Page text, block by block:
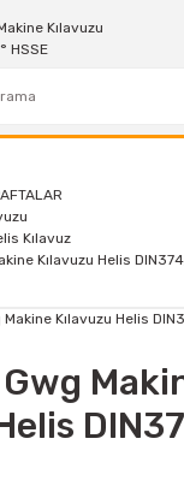
Kılavuz
Kılavuzu Helis